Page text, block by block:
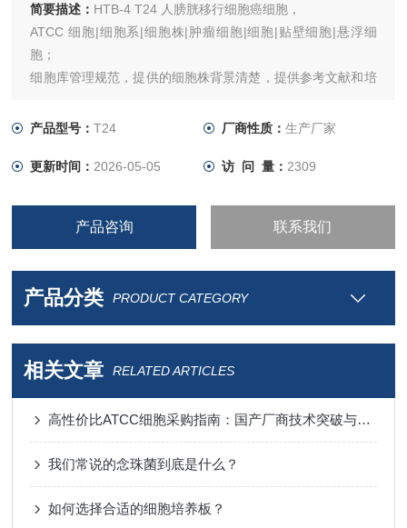
简要描述： HTB-4 T24 人膀胱移行细胞癌细胞，
ATCC 细胞|细胞系|细胞株|肿瘤细胞|细胞|贴壁细胞|悬浮细
胞；
细胞库管理规范，提供的细胞株背景清楚，提供参考文献和培
产品型号：T24 厂商性质： 生产厂家
更新时间： 2026-05-05 访 问 量： 2309
产品咨询 联系我们
产品分类 PRODUCT CATEGORY
相关文章 RELATED ARTICLES
高性价比ATCC细胞采购指南：国产厂商技术突破与进口替代分析
我们常说的念珠菌到底是什么？
如何选择合适的细胞培养板？